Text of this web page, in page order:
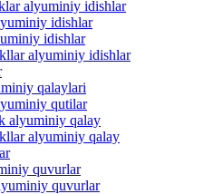
alyuminiy idishlar
idishlar
idishlar
alyuminiy idishlar
qalaylari
qutilar
alyuminiy qalay
alyuminiy qalay
quvurlar
quvurlar